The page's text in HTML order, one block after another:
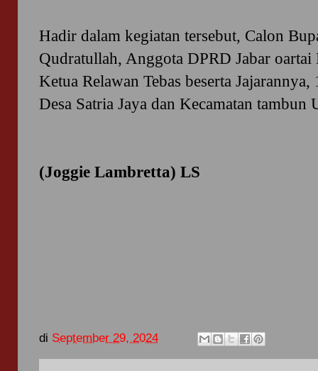
Hadir dalam kegiatan tersebut, Calon
Qudratullah, Anggota DPRD Jabar
Ketua Relawan Tebas beserta
Desa Satria Jaya dan Kecamatan tambun
(Joggie Lambretta) LS
di September 29, 2024